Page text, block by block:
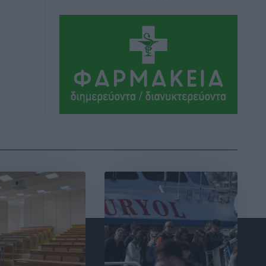
Συνελήφθη 37χρονη στη Ρόδο γιατί
είχε αφήσει τα τρία ανήλικα παιδιά της
χωρίς επιτήρηση
Τοπικές Ειδήσεις πριν 5 ώρες
Σταυρός Καλυθιών: Απέκτησε την
Το Yucatan Show έρχεται στη Ρόδο με
τον Frankie Lluc
Πολιτιστικά• πριν 6 ώρες
Σι Τζέι Χάρις: «Να πανηγυρίσουμε
πολλές νίκες μαζί»